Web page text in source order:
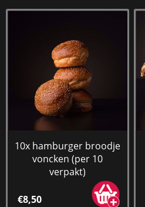
10x hamburger broodje
voncken (per 10
verpakt)
€8,50